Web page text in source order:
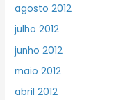
agosto 2012
julho 2012
junho 2012
maio 2012
abril 2012